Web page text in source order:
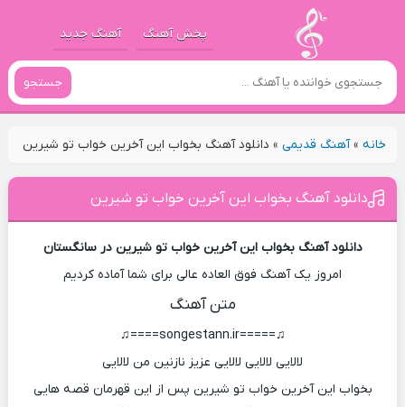
پخش آهنگ آهنگ جدید
جستجو
خانه»آهنگ قدیمی» دانلود آهنگ بخواب این آخرین خواب تو شیرین
دانلود آهنگ بخواب این آخرین خواب تو شیرین
دانلود آهنگ بخواب این آخرین خواب تو شیرین در سانگستان
امروز یک آهنگ فوق العاده عالی برای شما آماده کردیم
متن آهنگ
♫=====songestann.ir====♫
لالایی لالایی لالایی عزیز نازنین من لالایی
بخواب این آخرین خواب تو شیرین پس از این قهرمان قصه هایی